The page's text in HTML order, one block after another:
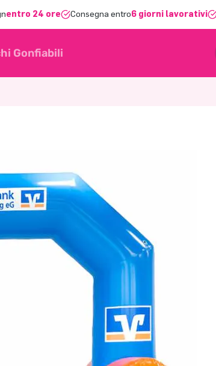
entro 24 ore Consegna entro6 giorni lavorativi
Gonfiabili